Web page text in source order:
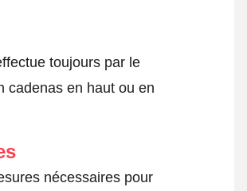
toujours par le
cadenas en haut ou en
nécessaires pour